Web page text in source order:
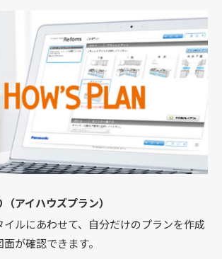
アイハウズプラン）
イルにあわせて、自分だけのプランを作成
が確認できます。